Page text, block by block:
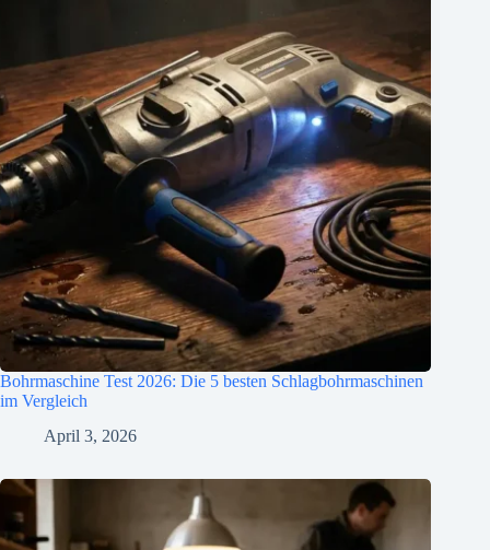
Bohrmaschine Test 2026: Die 5 besten Schlagbohrmaschinen
im Vergleich
April 3, 2026